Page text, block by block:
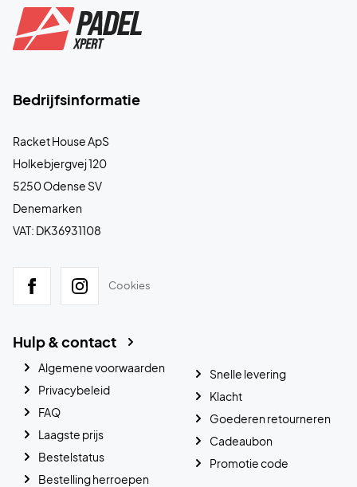
Bedrijfsinformatie
Racket House ApS
Holkebjergvej 120
5250 Odense SV
Denemarken
VAT: DK36931108
Cookies
Hulp & contact
Algemene voorwaarden
Privacybeleid
FAQ
Laagste prijs
Bestelstatus
Bestelling herroepen
Snelle levering
Klacht
Goederen retourneren
Cadeaubon
Promotie code